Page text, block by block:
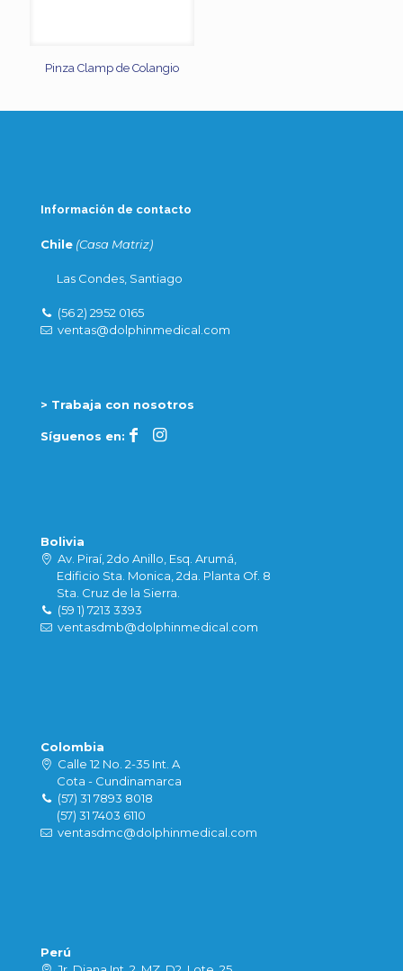
Pinza Clamp de Colangio
Información de contacto
Chile (Casa Matriz)
Las Condes, Santiago
(56 2) 2952 0165
ventas@dolphinmedical.com
> Trabaja con nosotros
Síguenos en:
Bolivia
Av. Piraí, 2do Anillo, Esq. Arumá,
Edificio Sta. Monica, 2da. Planta Of. 8
Sta. Cruz de la Sierra.
(59 1) 7213 3393
ventasdmb@dolphinmedical.com
Colombia
Calle 12 No. 2-35 Int. A
Cota - Cundinamarca
(57) 31 7893 8018
(57) 31 7403 6110
ventasdmc@dolphinmedical.com
Perú